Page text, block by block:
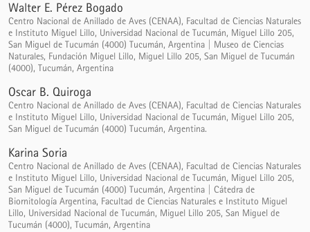
Walter E. Pérez Bogado
Centro Nacional de Anillado de Aves (CENAA), Facultad de Ciencias Naturales
e Instituto Miguel Lillo, Universidad Nacional de Tucumán, Miguel Lillo 205,
San Miguel de Tucumán (4000) Tucumán, Argentina | Museo de Ciencias
Naturales, Fundación Miguel Lillo, Miguel Lillo 205, San Miguel de Tucumán
(4000), Tucumán, Argentina
Oscar B. Quiroga
Centro Nacional de Anillado de Aves (CENAA), Facultad de Ciencias Naturales
e Instituto Miguel Lillo, Universidad Nacional de Tucumán, Miguel Lillo 205,
San Miguel de Tucumán (4000) Tucumán, Argentina.
Karina Soria
Centro Nacional de Anillado de Aves (CENAA), Facultad de Ciencias Naturales
e Instituto Miguel Lillo, Universidad Nacional de Tucumán, Miguel Lillo 205,
San Miguel de Tucumán (4000) Tucumán, Argentina | Cátedra de
Biornitología Argentina, Facultad de Ciencias Naturales e Instituto Miguel
Lillo, Universidad Nacional de Tucumán, Miguel Lillo 205, San Miguel de
Tucumán (4000), Tucumán, Argentina